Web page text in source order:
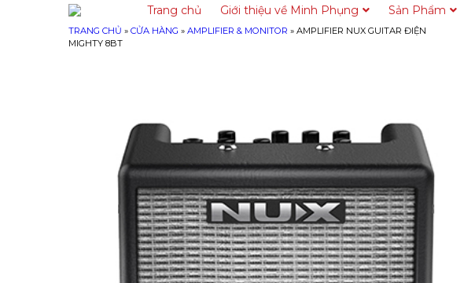
Trang chủ Giới thiệu về Minh Phụng Sản Phẩm
TRANG CHỦ » CỬA HÀNG » AMPLIFIER & MONITOR » AMPLIFIER NUX GUITAR ĐIỆN
MIGHTY 8BT